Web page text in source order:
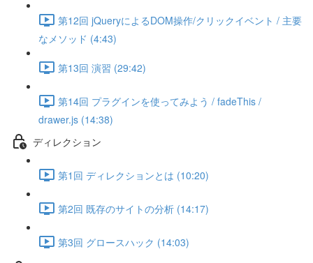
第12回 jQueryによるDOM操作/クリックイベント / 主要
なメソッド (4:43)
第13回 演習 (29:42)
第14回 プラグインを使ってみよう / fadeThis /
drawer.js (14:38)
ディレクション
第1回 ディレクションとは (10:20)
第2回 既存のサイトの分析 (14:17)
第3回 グロースハック (14:03)